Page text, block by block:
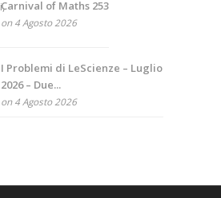
Carnival of Maths 253
on 4 Agosto 2026
I Problemi di LeScienze – Luglio
2026 – Due...
on 4 Agosto 2026